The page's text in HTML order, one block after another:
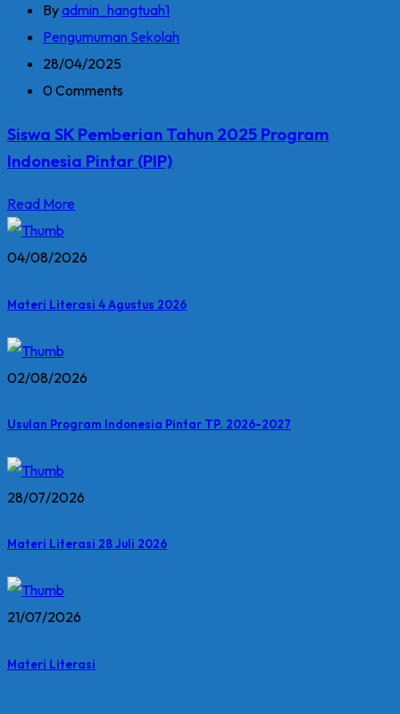
Byadmin_hangtuah1
Pengumuman Sekolah
28/04/2025
0 Comments
Siswa SK Pemberian Tahun 2025 Program
Indonesia Pintar (PIP)
Read More
04/08/2026
Materi Literasi 4 Agustus 2026
02/08/2026
Usulan Program Indonesia Pintar TP. 2026-2027
28/07/2026
Materi Literasi 28 Juli 2026
21/07/2026
Materi Literasi